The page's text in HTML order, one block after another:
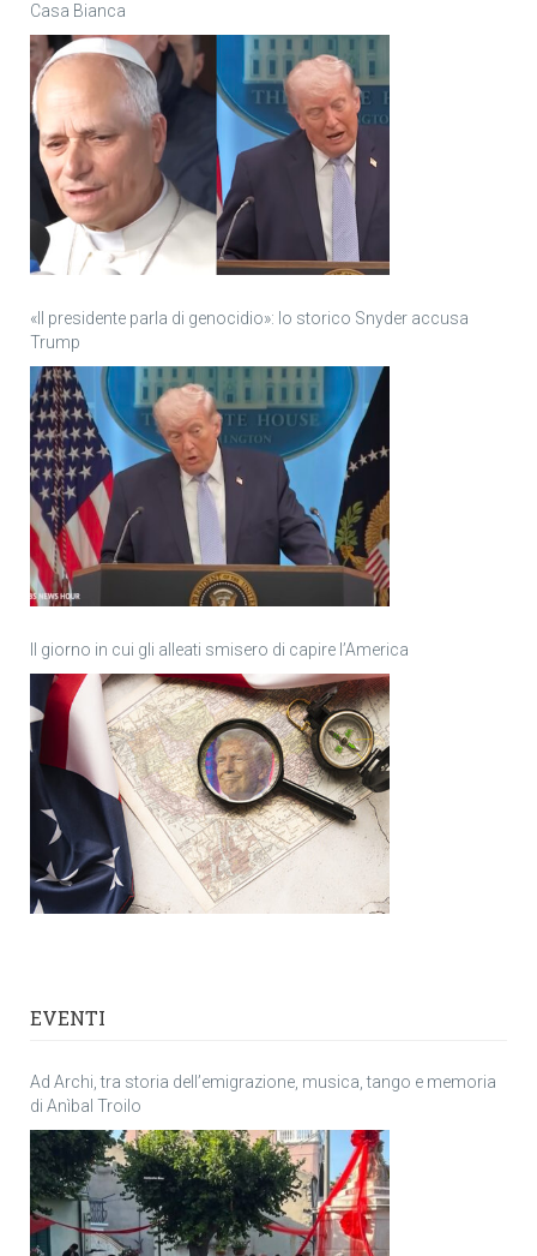
Casa Bianca
«Il presidente parla di genocidio»: lo storico Snyder accusa
Trump
Il giorno in cui gli alleati smisero di capire l’America
EVENTI
Ad Archi, tra storia dell’emigrazione, musica, tango e memoria
di Anìbal Troilo